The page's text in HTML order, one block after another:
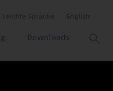
Leichte Sprache English
Downloads